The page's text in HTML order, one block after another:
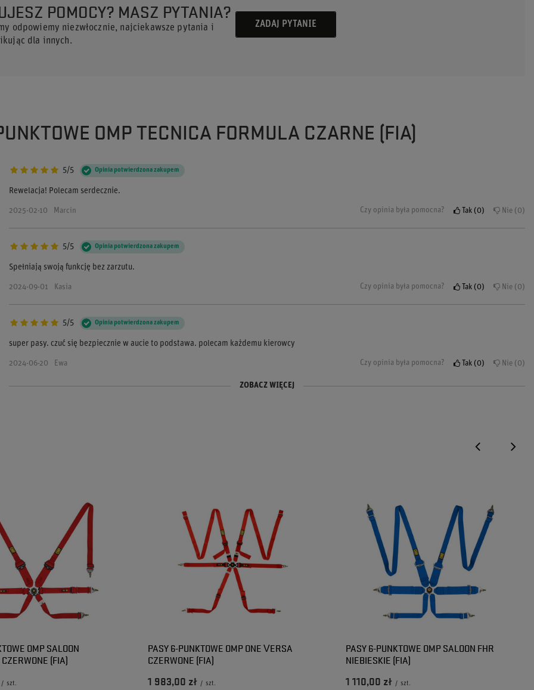
POMOCY? MASZ PYTANIA?
odpowiemy niezwłocznie, najciekawsze pytania i
dla innych.
ZADAJ PYTANIE
OMP TECNICA FORMULA CZARNE (FIA)
5/5 Opinia potwierdzona zakupem
Rewelacja! Polecam serdecznie.
2025-02-10 Marcin Czy opinia była pomocna? Tak 0 Nie 0
5/5 Opinia potwierdzona zakupem
Spełniają swoją funkcję bez zarzutu.
2024-09-01 Kasia Czy opinia była pomocna? Tak 0 Nie 0
5/5 Opinia potwierdzona zakupem
super pasy. czuć się bezpiecznie w aucie to podstawa. polecam każdemu kierowcy
2024-06-20 Ewa Czy opinia była pomocna? Tak 0 Nie 0
5/5 Opinia potwierdzona zakupem
5/5 Opinia potwierdzona zakupem ZOBACZ WIĘCEJ
OMP SALOON
(FIA)
/ szt.
PASY 6-PUNKTOWE OMP ONE VERSA
CZERWONE (FIA)
1 983,00 zł / szt.
PASY 6-PUNKTOWE OMP SALOON FHR
NIEBIESKIE (FIA)
1 110,00 zł / szt.